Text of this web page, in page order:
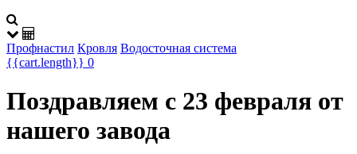
Профнастил Кровля Водосточная система
{{cart.length}} 0
Поздравляем с 23 февраля от
нашего завода